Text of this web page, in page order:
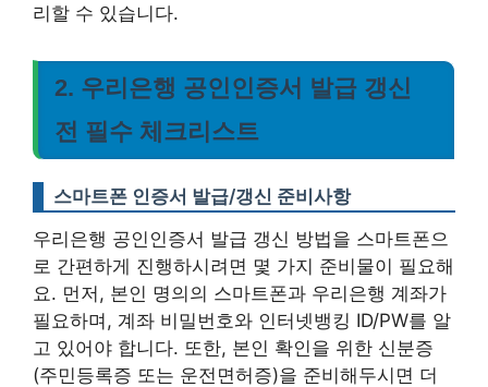
리할 수 있습니다.
2. 우리은행 공인인증서 발급 갱신
전 필수 체크리스트
스마트폰 인증서 발급/갱신 준비사항
우리은행 공인인증서 발급 갱신 방법을 스마트폰으
로 간편하게 진행하시려면 몇 가지 준비물이 필요해
요. 먼저, 본인 명의의 스마트폰과 우리은행 계좌가
필요하며, 계좌 비밀번호와 인터넷뱅킹 ID/PW를 알
고 있어야 합니다. 또한, 본인 확인을 위한 신분증
(주민등록증 또는 운전면허증)을 준비해두시면 더